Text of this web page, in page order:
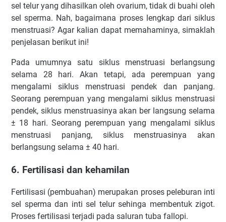
sel telur yang dihasilkan oleh ovarium, tidak di buahi oleh
sel sperma. Nah, bagaimana proses lengkap dari siklus
menstruasi? Agar kalian dapat memahaminya, simaklah
penjelasan berikut ini!
Pada umumnya satu siklus menstruasi berlangsung
selama 28 hari. Akan tetapi, ada perempuan yang
mengalami siklus menstruasi pendek dan panjang.
Seorang perempuan yang mengalami siklus menstruasi
pendek, siklus menstruasinya akan ber langsung selama
± 18 hari. Seorang perempuan yang mengalami siklus
menstruasi panjang, siklus menstruasinya akan
berlangsung selama ± 40 hari.
6. Fertilisasi dan kehamilan
Fertilisasi (pembuahan) merupakan proses peleburan inti
sel sperma dan inti sel telur sehinga membentuk zigot.
Proses fertilisasi terjadi pada saluran tuba fallopi.